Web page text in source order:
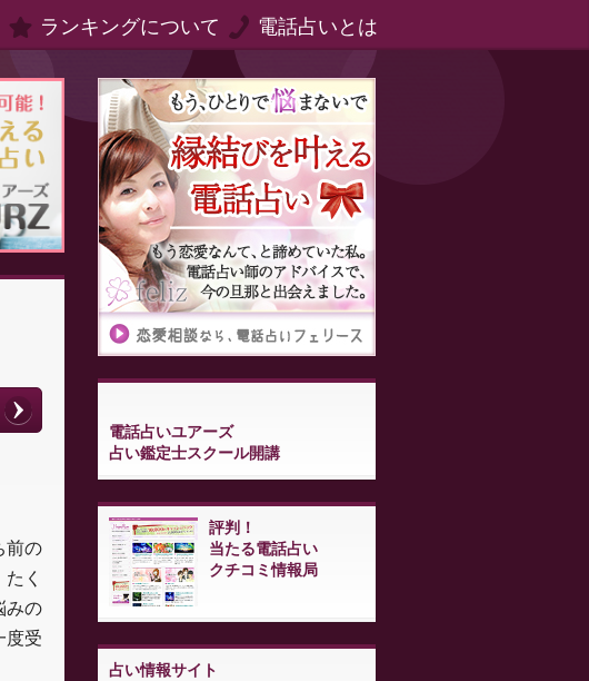
ランキングについて 電話占いとは
前の
く
みの
度受
電話占いユアーズ
占い鑑定士スクール開講
評判！
当たる電話占い
クチコミ情報局
占い情報サイト